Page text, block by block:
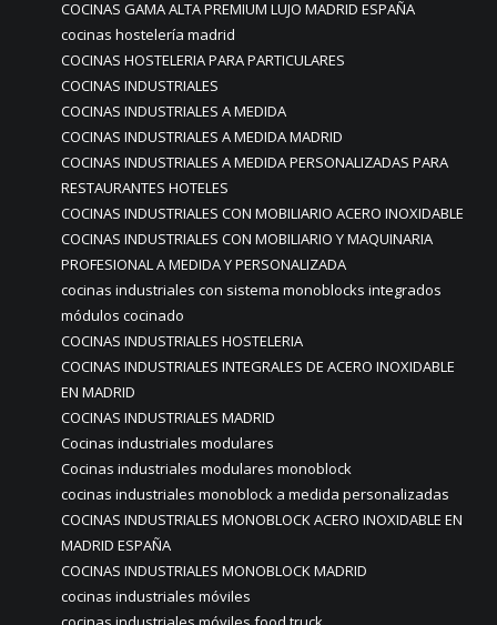
COCINAS GAMA ALTA PREMIUM LUJO MADRID ESPAÑA
cocinas hostelería madrid
COCINAS HOSTELERIA PARA PARTICULARES
COCINAS INDUSTRIALES
COCINAS INDUSTRIALES A MEDIDA
COCINAS INDUSTRIALES A MEDIDA MADRID
COCINAS INDUSTRIALES A MEDIDA PERSONALIZADAS PARA
RESTAURANTES HOTELES
COCINAS INDUSTRIALES CON MOBILIARIO ACERO INOXIDABLE
COCINAS INDUSTRIALES CON MOBILIARIO Y MAQUINARIA
PROFESIONAL A MEDIDA Y PERSONALIZADA
cocinas industriales con sistema monoblocks integrados
módulos cocinado
COCINAS INDUSTRIALES HOSTELERIA
COCINAS INDUSTRIALES INTEGRALES DE ACERO INOXIDABLE
EN MADRID
COCINAS INDUSTRIALES MADRID
Cocinas industriales modulares
Cocinas industriales modulares monoblock
cocinas industriales monoblock a medida personalizadas
COCINAS INDUSTRIALES MONOBLOCK ACERO INOXIDABLE EN
MADRID ESPAÑA
COCINAS INDUSTRIALES MONOBLOCK MADRID
cocinas industriales móviles